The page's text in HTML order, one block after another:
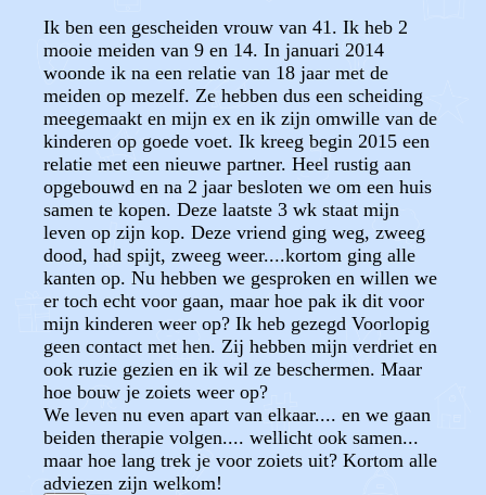
Ik ben een gescheiden vrouw van 41. Ik heb 2
mooie meiden van 9 en 14. In januari 2014
woonde ik na een relatie van 18 jaar met de
meiden op mezelf. Ze hebben dus een scheiding
meegemaakt en mijn ex en ik zijn omwille van de
kinderen op goede voet. Ik kreeg begin 2015 een
relatie met een nieuwe partner. Heel rustig aan
opgebouwd en na 2 jaar besloten we om een huis
samen te kopen. Deze laatste 3 wk staat mijn
leven op zijn kop. Deze vriend ging weg, zweeg
dood, had spijt, zweeg weer....kortom ging alle
kanten op. Nu hebben we gesproken en willen we
er toch echt voor gaan, maar hoe pak ik dit voor
mijn kinderen weer op? Ik heb gezegd Voorlopig
geen contact met hen. Zij hebben mijn verdriet en
ook ruzie gezien en ik wil ze beschermen. Maar
hoe bouw je zoiets weer op?
We leven nu even apart van elkaar.... en we gaan
beiden therapie volgen.... wellicht ook samen...
maar hoe lang trek je voor zoiets uit? Kortom alle
adviezen zijn welkom!